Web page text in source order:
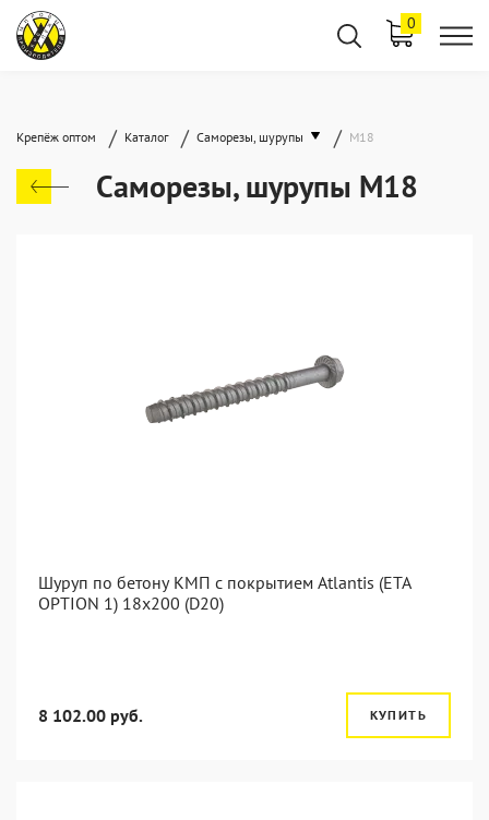
0
Крепёж оптом / Каталог / Саморезы, шурупы / М18
Саморезы, шурупы М18
Шуруп по бетону КМП с покрытием Atlantis (ETA
OPTION 1) 18x200 (D20)
8 102.00 руб. КУПИТЬ